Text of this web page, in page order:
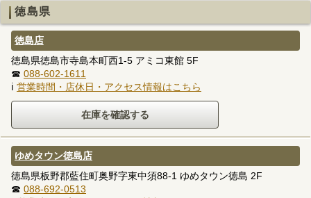
徳島県
徳島店
徳島県徳島市寺島本町西1-5 アミコ東館 5F
☎ 088-602-1611
ℹ 営業時間・店休日・アクセス情報はこちら
ゆめタウン徳島店
徳島県板野郡藍住町奥野字東中須88-1 ゆめタウン徳島 2F
☎ 088-692-0513